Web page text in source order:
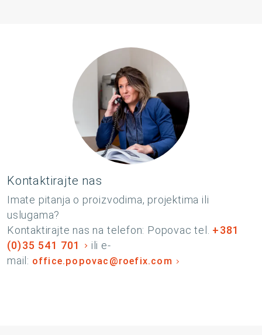
Kontaktirajte nas
Imate pitanja o proizvodima, projektima ili
uslugama?
Kontaktirajte nas na telefon: Popovac tel. +381
(0)35 541 701
ili e-
mail: office.popovac@roefix.com